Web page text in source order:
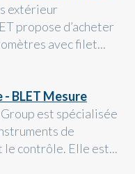
extérieur
propose d’acheter
avec filet...
BLET Mesure
est spécialisée
de
contrôle. Elle est...